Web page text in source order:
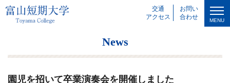
交通
アクセス
お問い
合わせ
MENU
News
園児を招いて卒業演奏会を開催しました